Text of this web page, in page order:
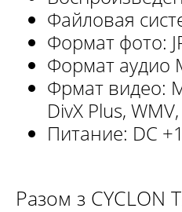
Файловая
Формат фото:
Формат аудио
Фрмат видео:
DivX Plus,
Питание: DC
Разом з CYCLON